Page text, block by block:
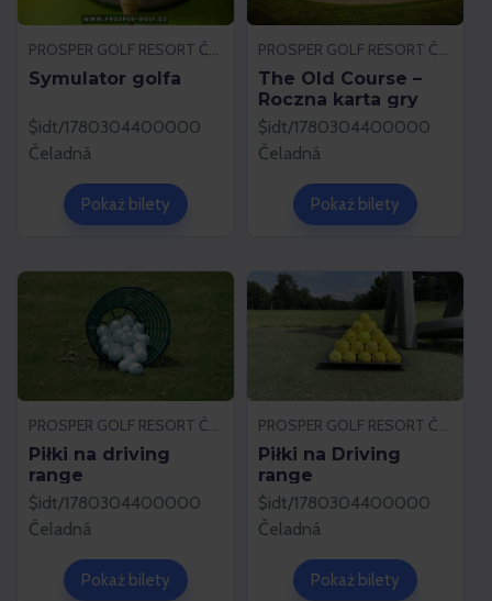
Symulator golfa
$idt/1780304400000
Čeladná
Pokaż bilety
The Old Course –
Roczna karta gry
$idt/1780304400000
Čeladná
Pokaż bilety
PROSPER GOLF RESORT ČELADNÁ
Piłki na driving
range
$idt/1780304400000
Čeladná
Pokaż bilety
PROSPER GOLF RESORT ČELADNÁ
Piłki na Driving
range
$idt/1780304400000
Čeladná
Pokaż bilety